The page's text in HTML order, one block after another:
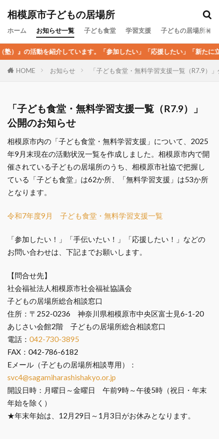
相模原市子どもの居場所
ホーム お知らせ一覧 子ども食堂 学習支援 子どもの居場所相
』の活動を紹介しています。「参加したい」「応援したい」「新たに
HOME お知らせ 「子ども食堂・無料学習支援一覧（R7.9）
「子ども食堂・無料学習支援一覧（R7.9）」
公開のお知らせ
相模原市内の「子ども食堂・無料学習支援」について、2025
年9月末現在の活動状況一覧を作成しました。相模原市内で開
催されている子どもの居場所のうち、相模原市社協で把握し
ている「子ども食堂」は62か所、「無料学習支援」は53か所
となります。
令和7年度9月 子ども食堂・無料学習支援一覧
「参加したい！」「手伝いたい！」「応援したい！」などの
お問い合わせは、下記までお願いします。
【問合せ先】
社会福祉法人相模原市社会福祉協議会
子どもの居場所総合相談窓口
住所：〒252-0236 神奈川県相模原市中央区富士見6-1-20
あじさい会館2階 子どもの居場所総合相談窓口
電話： 042-730-3895
FAX：042-786-6182
Eメール（子どもの居場所相談専用）：
svc4@sagamiharashishakyo.or.jp
開設日時：月曜日～金曜日 午前9時～午後5時（祝日・年末
年始を除く）
★年末年始は、12月29日～1月3日がお休みとなります。
カテゴリー
検索